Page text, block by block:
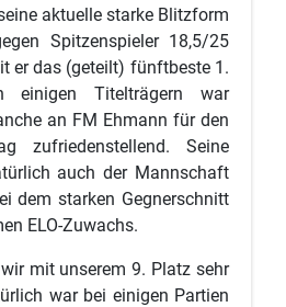
aktuelle starke Blitzform
Spitzenspieler 18,5/25
er das (geteilt) fünftbeste 1.
einigen Titelträgern war
an FM Ehmann für den
zufriedenstellend. Seine
auch der Mannschaft
dem starken Gegnerschnitt
ELO-Zuwachs.
mit unserem 9. Platz sehr
war bei einigen Partien